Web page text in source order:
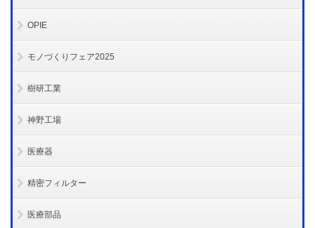
OPIE
モノづくりフェア2025
樹研工業
神野工場
医療器
精密フィルター
医療部品